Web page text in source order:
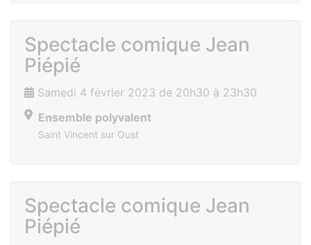
Spectacle comique Jean
Piépié
Samedi 4 février 2023 de 20h30 à 23h30
Ensemble polyvalent
Saint Vincent sur Oust
Spectacle comique Jean
Piépié